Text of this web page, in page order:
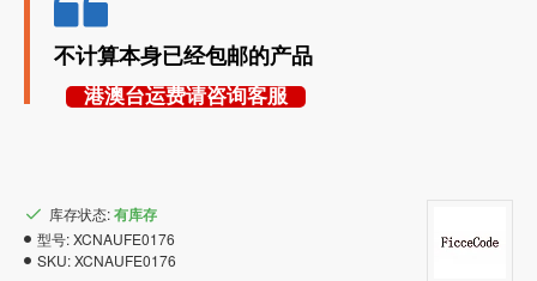
不计算本身已经包邮的产品
港澳台运费请咨询客服
库存状态:有库存
型号:XCNAUFE0176
SKU:XCNAUFE0176